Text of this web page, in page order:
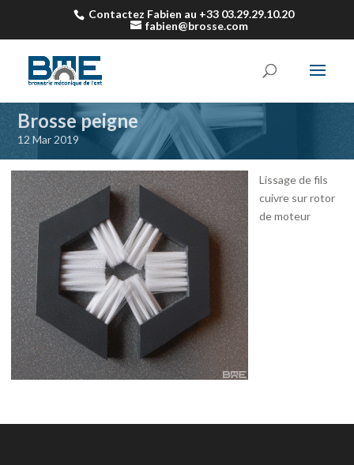
Contactez Fabien au +33 03.29.29.10.20
fabien@brosse.com
Brosse peigne
12 Mar 2019
Lissage de fils
cuivre sur rotor
de moteur